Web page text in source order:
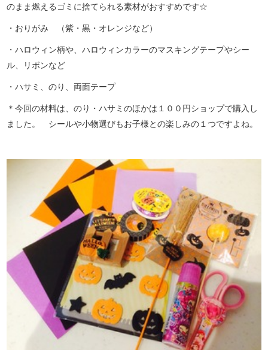
のまま燃えるゴミに捨てられる素材がおすすめです☆
・おりがみ （紫・黒・オレンジなど）
・ハロウィン柄や、ハロウィンカラーのマスキングテープやシー
ル、リボンなど
・ハサミ、のり、両面テープ
＊今回の材料は、のり・ハサミのほかは１００円ショップで購入し
ました。 シールや小物選びもお子様との楽しみの１つですよね。